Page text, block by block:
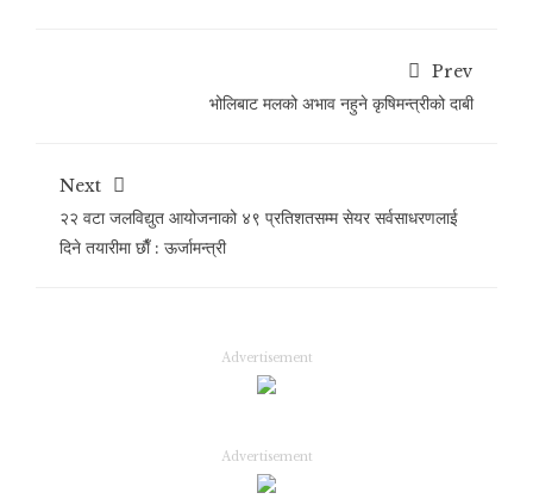
Prev
भोलिबाट मलको अभाव नहुने कृषिमन्त्रीको दाबी
Next
२२ वटा जलविद्युत आयोजनाको ४९ प्रतिशतसम्म सेयर सर्वसाधरणलाई
दिने तयारीमा छाैँ : ऊर्जामन्त्री
Advertisement
Advertisement